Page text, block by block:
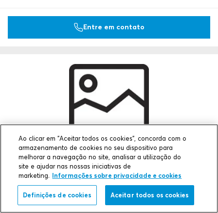
Entre em contato
GE 6x2 GALV
Dimensões externas LxAxD (mm)
365 x 332 x 100
Ao clicar em "Aceitar todos os cookies", concorda com o
armazenamento de cookies no seu dispositivo para
melhorar a navegação no site, analisar a utilização do
site e ajudar nas nossas iniciativas de
marketing. Informações sobre privacidade e cookies
Definições de cookies Aceitar todos os cookies